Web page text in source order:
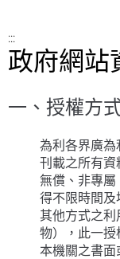
:::
政府網站
一、授權方
為利各界廣為
刊載之所有資
無償、非專
得不限時間及
其他方式之利
物），此一
本機關之書面